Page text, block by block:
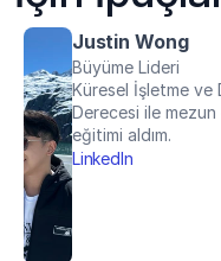
Justin Wong
Büyüme Lideri
Küresel İşletme ve
Derecesi ile
eğitimi aldım.
LinkedIn